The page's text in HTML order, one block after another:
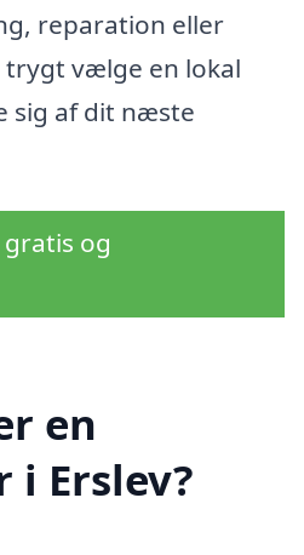
reparation eller
vælge en lokal
sig af dit næste
og
en
Erslev?